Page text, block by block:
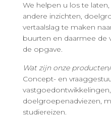
We helpen u los te
andere inzichten,
vertaalslag te maken
buurten en daarmee
de opgave.
Wat zijn onze
Concept- en
doelgroepenadviezen,
studiereizen.